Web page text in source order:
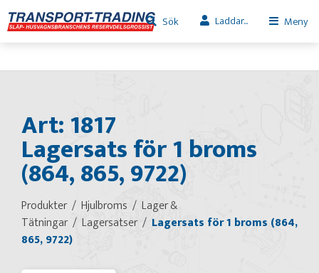
Sök Laddar... Meny
Art: 1817
Lagersats för 1 broms
(864, 865, 9722)
Produkter Hjulbroms
Lager &
Tätningar
Lagersatser
Lagersats för 1 broms (864,
865, 9722)